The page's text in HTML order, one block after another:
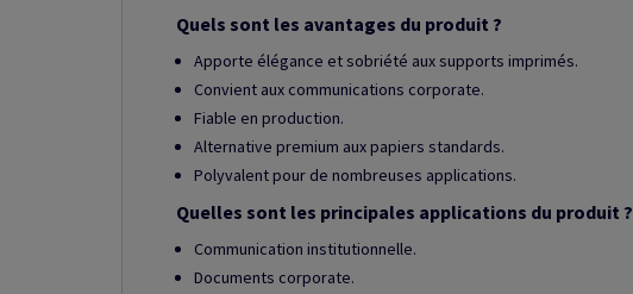
Quels sont les avantages du produit ?
Apporte élégance et sobriété aux supports imprimés.
Convient aux communications corporate.
Fiable en production.
Alternative premium aux papiers standards.
Polyvalent pour de nombreuses applications.
Quelles sont les principales applications du produit ?
Communication institutionnelle.
Documents corporate.